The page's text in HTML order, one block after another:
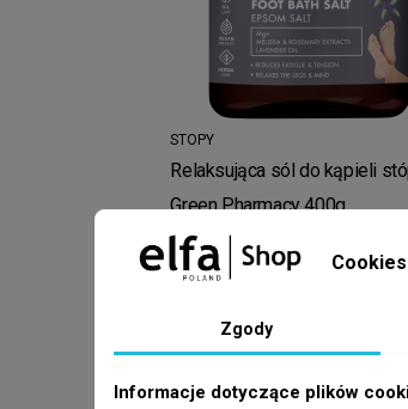
STOPY
Relaksująca sól do kąpieli
Green Pharmacy 400g
Cookies
Zgody
Informacje dotyczące plików